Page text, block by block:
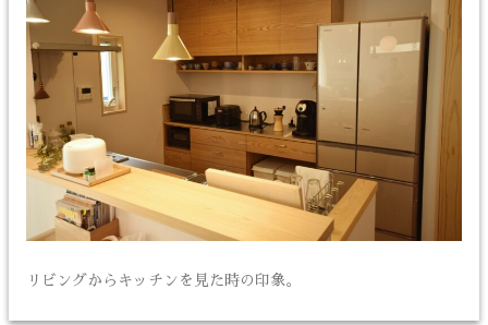
リビングからキッチンを見た時の印象。